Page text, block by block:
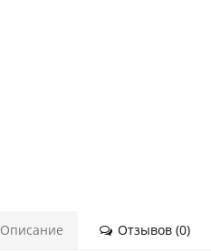
Описание Отзывов (0)